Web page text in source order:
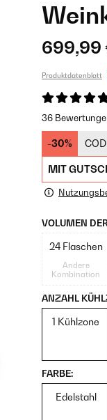
699,99
Produktdatenblatt
36
-30%
MIT
VOLUMEN
24 Flaschen
Andere
Kombination
ANZAHL
1 Kühlzone
FARBE:
Edelstahl